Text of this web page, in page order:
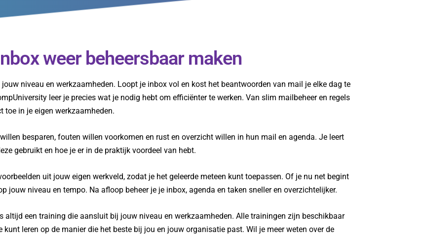
weer beheersbaar maken
niveau en werkzaamheden. Loopt je inbox vol en kost het beantwoorden van mail je elke dag te
leer je precies wat je nodig hebt om efficiënter te werken. Van slim mailbeheer en regels
toe in je eigen werkzaamheden.
besparen, fouten willen voorkomen en rust en overzicht willen in hun mail en agenda. Je leert
gebruikt en hoe je er in de praktijk voordeel van hebt.
uit jouw eigen werkveld, zodat je het geleerde meteen kunt toepassen. Of je nu net begint
jouw niveau en tempo. Na afloop beheer je je inbox, agenda en taken sneller en overzichtelijker.
altijd een training die aansluit bij jouw niveau en werkzaamheden. Alle trainingen zijn beschikbaar
leren op de manier die het beste bij jou en jouw organisatie past. Wil je meer weten over de